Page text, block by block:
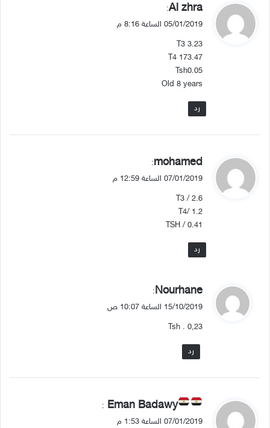
ي
ق
ل
Al zhra
:
05/01/2019 الساعة 8:16 م
T3 3.23
T4 173.47
Tsh0.05
Old 8 years
رد
ي
ق
ل
mohamed
:
07/01/2019 الساعة 12:59 م
T3 / 2.6
T4/ 1.2
TSH / 0.41
رد
ي
ق
ل
Nourhane
:
15/10/2019 الساعة 10:07 ص
Tsh . 0,23
رد
ي
ق
Eman Badawy
:
07/01/2019 الساعة 1:53 م